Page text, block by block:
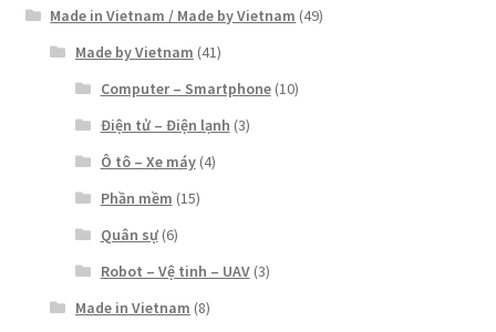
Made in Vietnam / Made by Vietnam (49)
Made by Vietnam (41)
Computer – Smartphone(10)
Điện tử – Điện lạnh (3)
Ô tô – Xe máy(4)
Phần mềm (15)
Quân sự(6)
Robot – Vệ tinh – UAV(3)
Made in Vietnam (8)